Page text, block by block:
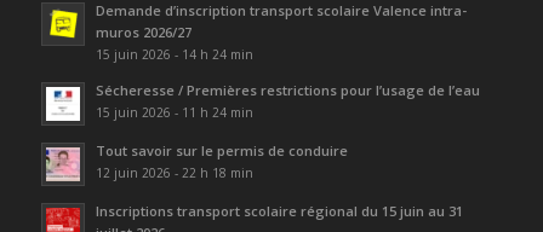
Demande d’inscription transport scolaire Valence intra-
muros 2026/27
15 juin 2026 - 14 h 24 min
Sécheresse / Premières restrictions pour l’usage de l’eau
15 juin 2026 - 11 h 24 min
Tout savoir sur le permis de conduire
12 juin 2026 - 22 h 18 min
Inscriptions transport scolaire régional du 15 juin au 31